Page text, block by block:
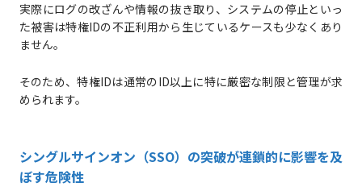
実際にログの改ざんや情報の抜き取り、システムの停止といっ
た被害は特権IDの不正利用から生じているケースも少なくあり
ません。
そのため、特権IDは通常のID以上に特に厳密な制限と管理が求
められます。
シングルサインオン（SSO）の突破が連鎖的に影響を及
ぼす危険性